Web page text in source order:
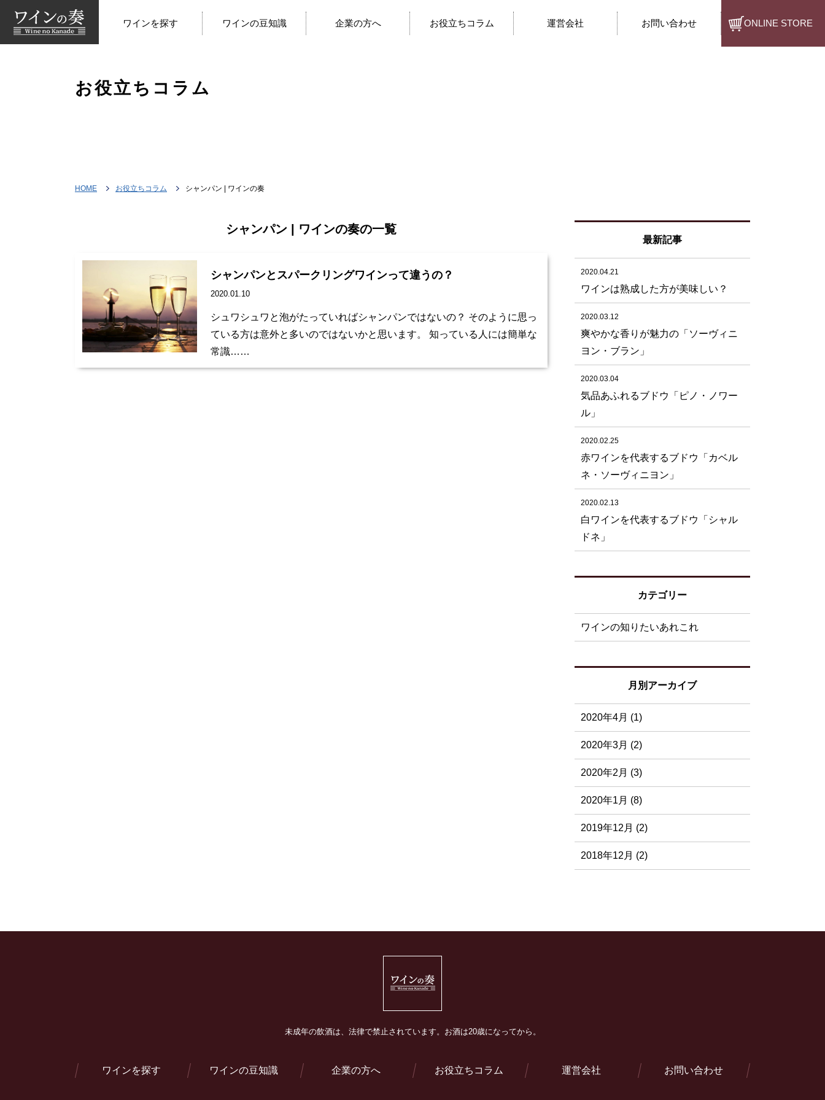
ワインを探す ワインの豆知識 企業の方へ お役立ちコラム 運営会社 お問い合わせ ONLINE STORE
お役立ちコラム
HOME お役立ちコラム シャンパン | ワインの奏
シャンパン | ワインの奏の一覧
シャンパンとスパークリングワインって違うの？
2020.01.10
シュワシュワと泡がたっていればシャンパンではないの？ そのように思っ
ている方は意外と多いのではないかと思います。 知っている人には簡単な
常識……
最新記事
2020.04.21
ワインは熟成した方が美味しい？
2020.03.12
爽やかな香りが魅力の「ソーヴィニ
ヨン・ブラン」
2020.03.04
気品あふれるブドウ「ピノ・ノワー
ル」
2020.02.25
赤ワインを代表するブドウ「カベル
ネ・ソーヴィニヨン」
2020.02.13
白ワインを代表するブドウ「シャル
ドネ」
カテゴリー
ワインの知りたいあれこれ
月別アーカイブ
2020年4月 (1)
2020年3月 (2)
2020年2月 (3)
2020年1月 (8)
2019年12月 (2)
2018年12月 (2)
未成年の飲酒は、法律で禁止されています。 お酒は20歳になってから。
ワインを探す ワインの豆知識 企業の方へ お役立ちコラム 運営会社 お問い合わせ